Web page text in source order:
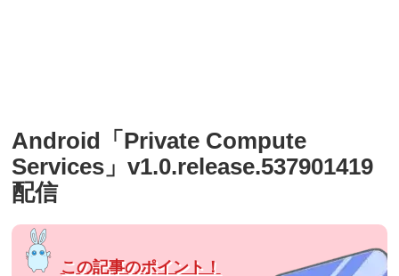
Android「Private Compute
Services」v1.0.release.537901419
配信